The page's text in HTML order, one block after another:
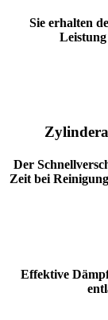
Sie erhalten
Der
Zeit bei
Effektive